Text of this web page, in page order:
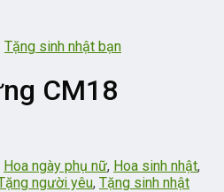
Tặng sinh nhật bạn
CM18
Hoa ngày phụ nữ, Hoa sinh nhật,
người yêu, Tặng sinh nhật